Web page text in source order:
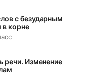
с безударным
в корне
речи. Изменение